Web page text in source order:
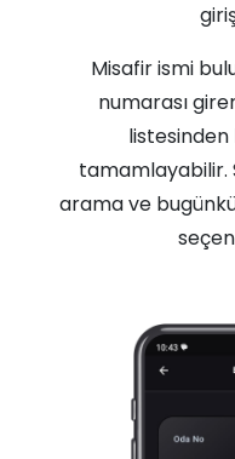
Misafir ismi
numarası
listesinden
tamamlayabilir.
arama ve